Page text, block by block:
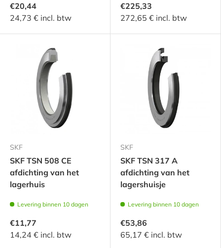
€20,44
24,73 € incl. btw
€225,33
272,65 € incl. btw
SKF
SKF TSN 508 CE
afdichting van het
lagerhuis
Levering binnen 10 dagen
€11,77
14,24 € incl. btw
SKF
SKF TSN 317 A
afdichting van het
lagershuisje
Levering binnen 10 dagen
€53,86
65,17 € incl. btw